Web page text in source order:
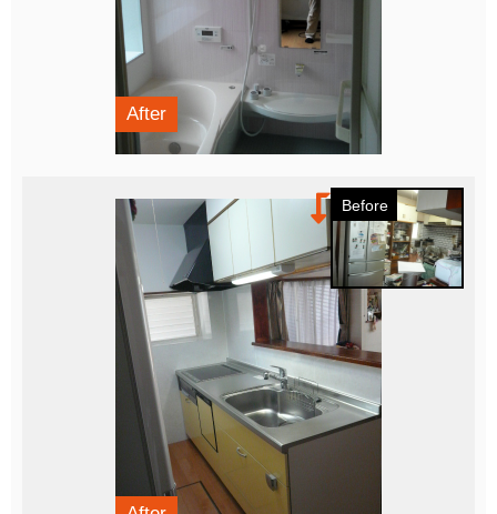
After
Before